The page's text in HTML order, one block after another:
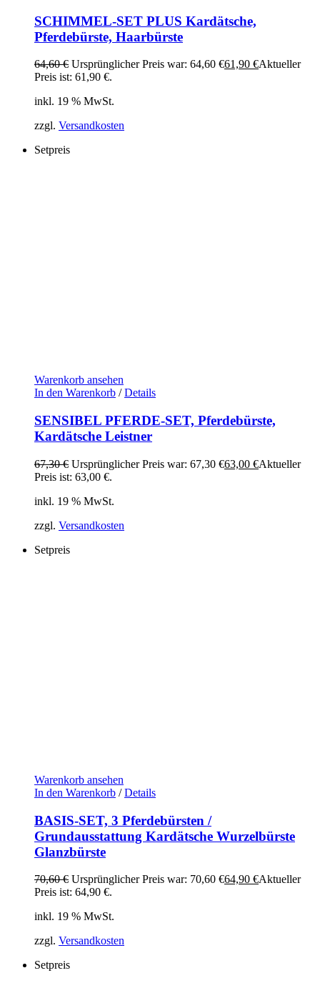
SCHIMMEL-SET PLUS Kardätsche,
Pferdebürste, Haarbürste
64,60€ Ursprünglicher Preis war: 64,60 €61,90 €Aktueller
Preis ist: 61,90 €.
inkl. 19 % MwSt.
zzgl. Versandkosten
Setpreis
Warenkorb ansehen
In den Warenkorb / Details
SENSIBEL PFERDE-SET, Pferdebürste,
Kardätsche Leistner
67,30€ Ursprünglicher Preis war: 67,30 €63,00 €Aktueller
Preis ist: 63,00 €.
inkl. 19 % MwSt.
zzgl. Versandkosten
Setpreis
Warenkorb ansehen
In den Warenkorb / Details
BASIS-SET, 3 Pferdebürsten /
Grundausstattung Kardätsche Wurzelbürste
Glanzbürste
70,60€ Ursprünglicher Preis war: 70,60 €64,90 €Aktueller
Preis ist: 64,90 €.
inkl. 19 % MwSt.
zzgl. Versandkosten
Setpreis